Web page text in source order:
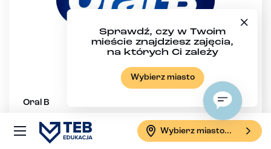
Wybierz miasto...
Sprawdź, czy w Twoim
mieście znajdziesz zajęcia,
na których Ci zależy
Wybierz miasto
Oral B
Eksperci Kliniczni Instytutu wspierają higienistki
stomatologiczne TEB Edukacja w procesie
kształcenia w zakresie Innowacyjnej profilaktyki